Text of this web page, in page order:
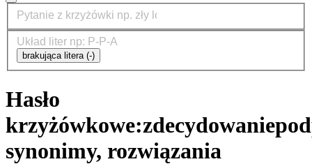
brakująca litera (-)
Hasło
krzyżówkowe:zdecydowanie
synonimy, rozwiązania